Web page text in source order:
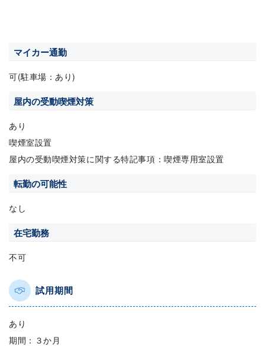
マイカー通勤
可(駐車場：あり)
屋内の受動喫煙対策
あり
喫煙室設置
屋内の受動喫煙対策に関する特記事項：喫煙専用室設置
転勤の可能性
なし
在宅勤務
不可
試用期間
あり
期間：３か月